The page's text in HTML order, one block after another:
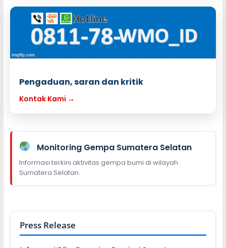
Pengaduan, saran dan kritik
Kontak Kami →
Monitoring Gempa Sumatera Selatan
Informasi terkini aktivitas gempa bumi di wilayah
Sumatera Selatan.
Press Release